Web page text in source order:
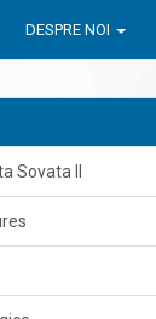
DESPRE NOI
Sovata II